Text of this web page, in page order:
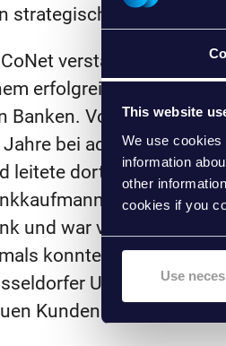
This website
We use
information
other
cookies if you
Use
strategischen Vertrieb
verstärkt sich durch
erfolgreichen
Banken. Vor seinem
Jahre bei adesso
leitete dort zuletzt den
und studierte
und war vor seiner Zeit
konnte er erfolgreich
Unternehmens
Kundenstamm gehören.